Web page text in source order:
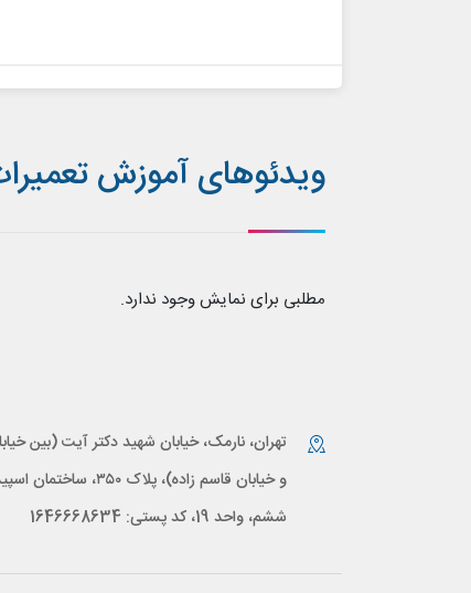
ویدئوهای آموزش
مطلبی برای نمایش وجود ندارد.
تهران، نارمک، خیابان شهید دکتر آیت (بین
و خیابان قاسم زاده)، پلاک ۳۵۰،
ششم، واحد 19، کد پستی: 1646668634